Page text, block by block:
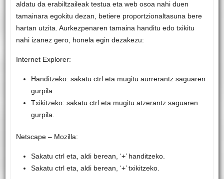
aldatu da erabiltzaileak testua eta web osoa nahi duen
tamainara egokitu dezan, betiere proportzionaltasuna bere
hartan utzita. Aurkezpenaren tamaina handitu edo txikitu
nahi izanez gero, honela egin dezakezu:
Internet Explorer:
Handitzeko: sakatu ctrl eta mugitu aurrerantz saguaren
gurpila.
Txikitzeko: sakatu ctrl eta mugitu atzerantz saguaren
gurpila.
Netscape – Mozilla:
Sakatu ctrl eta, aldi berean, ‘+’ handitzeko.
Sakatu ctrl eta, aldi berean, ‘+’ txikitzeko.